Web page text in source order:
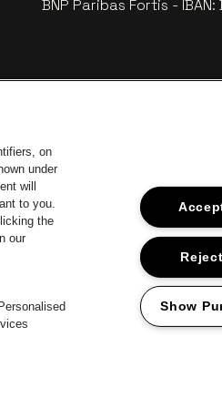
BNP Paribas Fortis -
Ga naar de website van Ga
Pommery
van Het logo van
Ga naar de
on
under
will
to you.
the
our
Show